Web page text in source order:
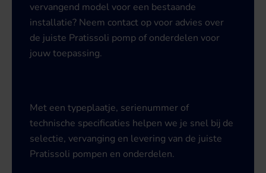
vervangend model voor een bestaande
installatie? Neem contact op voor advies over
de juiste Pratissoli pomp of onderdelen voor
jouw toepassing.
Met een typeplaatje, serienummer of
technische specificaties helpen we je snel bij de
selectie, vervanging en levering van de juiste
Pratissoli pompen en onderdelen.